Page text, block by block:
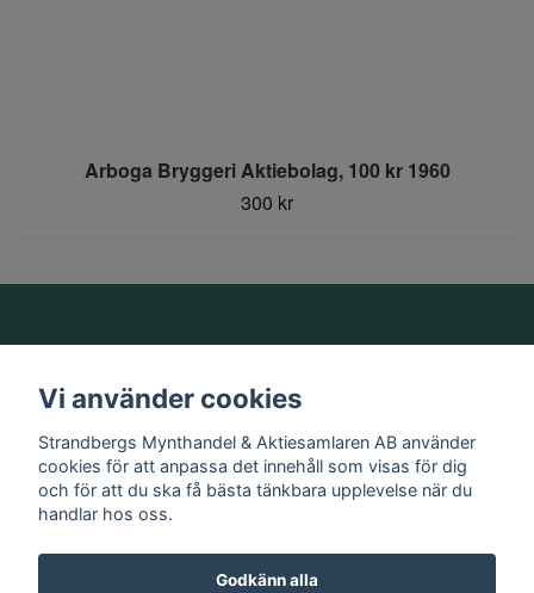
Arboga Bryggeri Aktiebolag, 100 kr 1960
300 kr
Information
Sociala medier
Vi använder cookies
Strandbergs Mynthandel & Aktiesamlaren AB använder
cookies för att anpassa det innehåll som visas för dig
och för att du ska få bästa tänkbara upplevelse när du
handlar hos oss.
Godkänn alla